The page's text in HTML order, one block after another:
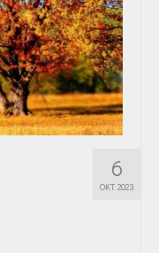
6
OKT. 2023